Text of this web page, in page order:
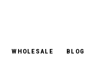
WHOLESALE BLOG